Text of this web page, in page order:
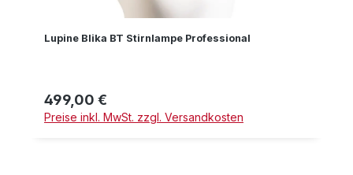
Lupine Blika BT Stirnlampe Professional
Regulärer Preis:
499,00 €
Preise inkl. MwSt. zzgl. Versandkosten